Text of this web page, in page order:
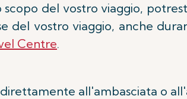
del vostro viaggio,
del vostro viaggio, anche
Centre.
all'ambasciata o